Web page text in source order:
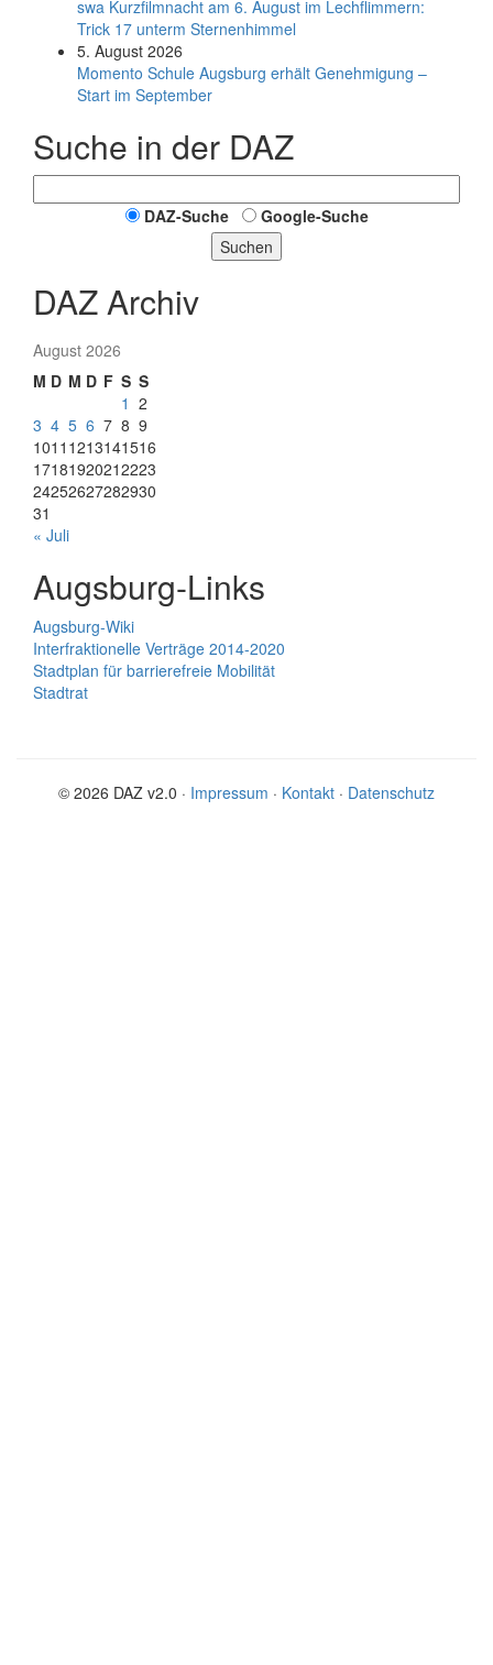
swa Kurz­film­nacht am 6. August im Lech­flim­mern:
Trick 17 unterm Sternen­himmel
5. August 2026
Momento Schule Augsburg erhält Genehmigung –
Start im September
Suche in der DAZ
DAZ-Suche
Google-Suche
Suchen
DAZ Archiv
August 2026
M D M D F S S
1 2
3 4 5 6 7 8 9
1011 1213141516
17181920212223
24252627282930
31
« Juli
Augsburg-Links
Augsburg-Wiki
Interfraktionelle Verträge 2014-2020
Stadtplan für barrierefreie Mobilität
Stadtrat
© 2026 DAZ v2.0 · Impressum · Kontakt · Datenschutz